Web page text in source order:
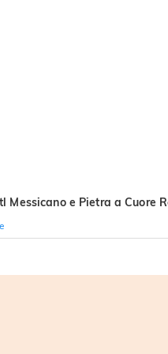
Messicano e Pietra a Cuore